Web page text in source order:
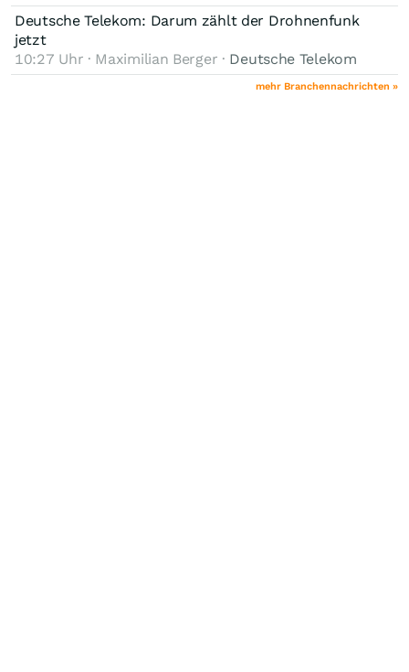
Deutsche Telekom: Darum zählt der Drohnenfunk
jetzt
10:27 Uhr · Maximilian Berger · Deutsche Telekom
mehr Branchennachrichten »